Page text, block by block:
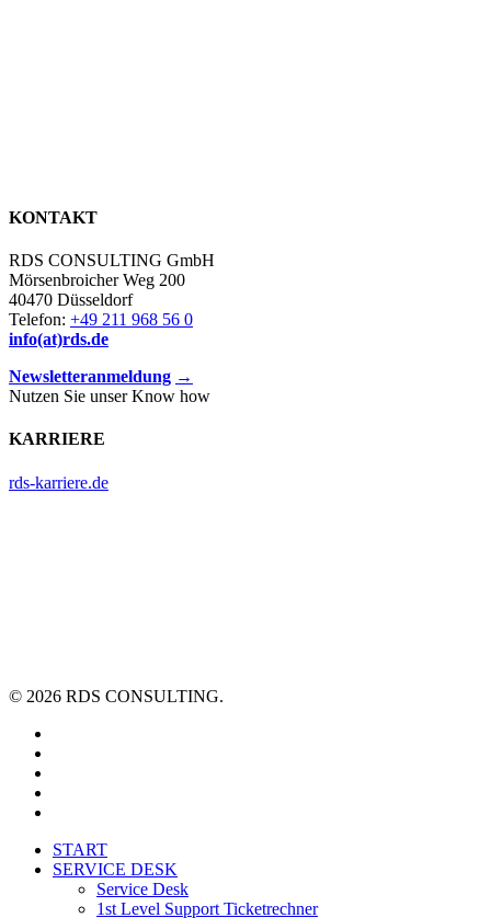
KONTAKT
RDS CONSULTING GmbH
Mörsenbroicher Weg 200
40470 Düsseldorf
Telefon: +49 211 968 56 0
info(at)rds.de
Newsletteranmeldung →
Nutzen Sie unser Know how
KARRIERE
rds-karriere.de
© 2026 RDS CONSULTING.
Close
Menu
START
SERVICE DESK
Service Desk
1st Level Support Ticketrechner